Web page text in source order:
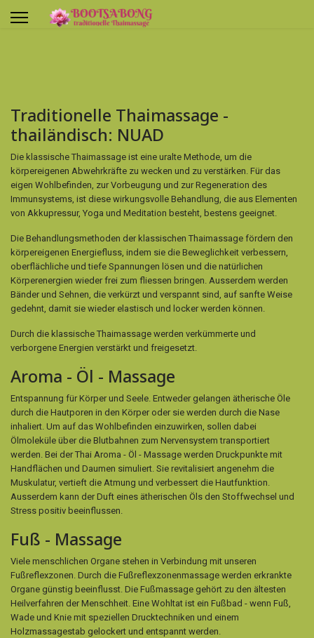
Traditionelle Thaimassage -
thailändisch: NUAD
Die klassische Thaimassage ist eine uralte Methode, um die
körpereigenen Abwehrkräfte zu wecken und zu verstärken. Für das
eigen Wohlbefinden, zur Vorbeugung und zur Regeneration des
Immunsystems, ist diese wirkungsvolle Behandlung, die aus Elementen
von Akkupressur, Yoga und Meditation besteht, bestens geeignet.
Die Behandlungsmethoden der klassischen Thaimassage fördern den
körpereigenen Energiefluss, indem sie die Beweglichkeit verbessern,
oberflächliche und tiefe Spannungen lösen und die natürlichen
Körperenergien wieder frei zum fliessen bringen. Ausserdem werden
Bänder und Sehnen, die verkürzt und verspannt sind, auf sanfte Weise
gedehnt, damit sie wieder elastisch und locker werden können.
Durch die klassische Thaimassage werden verkümmerte und
verborgene Energien verstärkt und freigesetzt.
Aroma - Öl - Massage
Entspannung für Körper und Seele. Entweder gelangen ätherische Öle
durch die Hautporen in den Körper oder sie werden durch die Nase
inhaliert. Um auf das Wohlbefinden einzuwirken, sollen dabei
Ölmoleküle über die Blutbahnen zum Nervensystem transportiert
werden. Bei der Thai Aroma - Öl - Massage werden Druckpunkte mit
Handflächen und Daumen simuliert. Sie revitalisiert angenehm die
Muskulatur, vertieft die Atmung und verbessert die Hautfunktion.
Ausserdem kann der Duft eines ätherischen Öls den Stoffwechsel und
Stress positiv beeinflussen.
Fuß - Massage
Viele menschlichen Organe stehen in Verbindung mit unseren
Fußreflexzonen. Durch die Fußreflexzonenmassage werden erkrankte
Organe günstig beeinflusst. Die Fußmassage gehört zu den ältesten
Heilverfahren der Menschheit. Eine Wohltat ist ein Fußbad - wenn Fuß,
Wade und Knie mit speziellen Drucktechniken und einem
Holzmassagestab gelockert und entspannt werden.